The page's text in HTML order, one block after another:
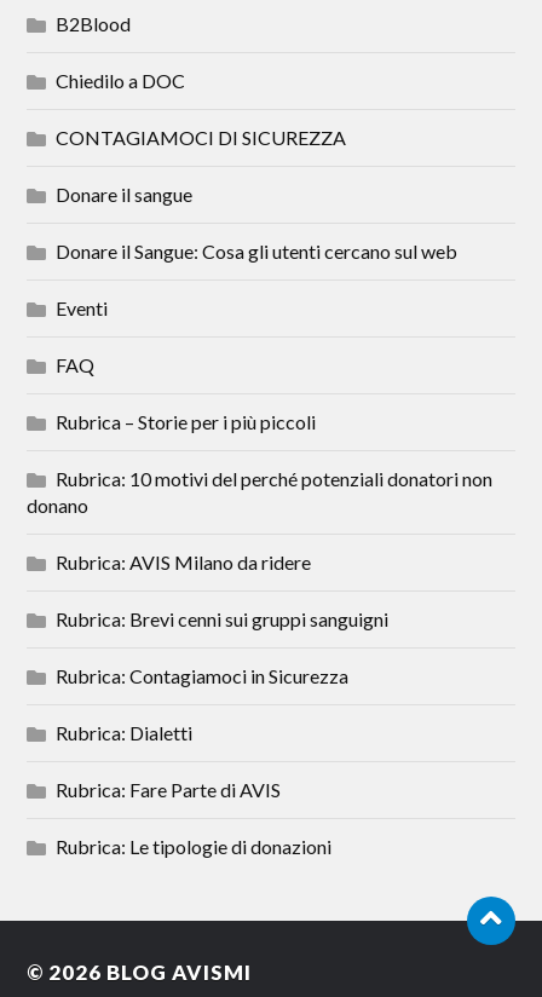
B2Blood
Chiedilo a DOC
CONTAGIAMOCI DI SICUREZZA
Donare il sangue
Donare il Sangue: Cosa gli utenti cercano sul web
Eventi
FAQ
Rubrica – Storie per i più piccoli
Rubrica: 10 motivi del perché potenziali donatori non
donano
Rubrica: AVIS Milano da ridere
Rubrica: Brevi cenni sui gruppi sanguigni
Rubrica: Contagiamoci in Sicurezza
Rubrica: Dialetti
Rubrica: Fare Parte di AVIS
Rubrica: Le tipologie di donazioni
© 2026 BLOG AVISMI